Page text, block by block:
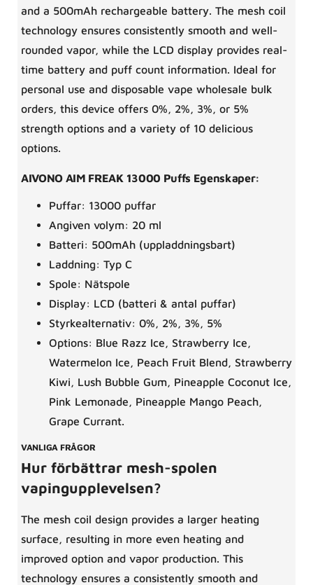
and a 500mAh rechargeable battery. The mesh coil
technology ensures consistently smooth and well-
rounded vapor, while the LCD display provides real-
time battery and puff count information. Ideal for
personal use and disposable vape wholesale bulk
orders, this device offers 0%, 2%, 3%, or 5%
strength options and a variety of 10 delicious
options.
AIVONO AIM FREAK 13000 Puffs Egenskaper:
Puffar: 13000 puffar
Angiven volym: 20 ml
Batteri: 500mAh (uppladdningsbart)
Laddning: Typ C
Spole: Nätspole
Display: LCD (batteri & antal puffar)
Styrkealternativ: 0%, 2%, 3%, 5%
Options: Blue Razz Ice, Strawberry Ice,
Watermelon Ice, Peach Fruit Blend, Strawberry
Kiwi, Lush Bubble Gum, Pineapple Coconut Ice,
Pink Lemonade, Pineapple Mango Peach,
Grape Currant.
VANLIGA FRÅGOR
Hur förbättrar mesh-spolen
vapingupplevelsen?
The mesh coil design provides a larger heating
surface, resulting in more even heating and
improved option and vapor production. This
technology ensures a consistently smooth and